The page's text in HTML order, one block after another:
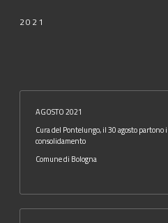
2021
AGOSTO 2021
Cura del Pontelungo, il 30 agosto
consolidamento
Comune di Bologna